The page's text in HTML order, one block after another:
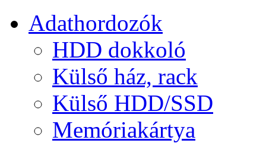
Adathordozók
HDD dokkoló
Külső ház, rack
Külső HDD/SSD
Memóriakártya